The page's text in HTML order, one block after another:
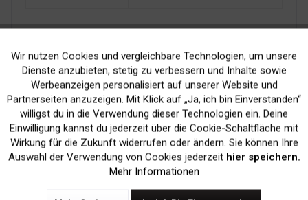
Kein Verlust der
Druckergarantie
Versand innerhalb von
24H*
Funktionale Aktiv
Marketing Inaktiv
Tracking Inaktiv
Wir nutzen Cookies und vergleichbare Technologien, um unsere
Dienste anzubieten, stetig zu verbessern und Inhalte sowie
Werbeanzeigen personalisiert auf unserer Website und
Partnerseiten anzuzeigen. Mit Klick auf „Ja, ich bin Einverstanden“
willigst du in die Verwendung dieser Technologien ein. Deine
Einwilligung kannst du jederzeit über die Cookie-Schaltfläche mit
Wirkung für die Zukunft widerrufen oder ändern. Sie können Ihre
Auswahl der Verwendung von Cookies jederzeit hier speichern.
Mehr Informationen